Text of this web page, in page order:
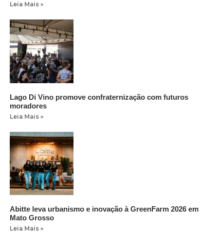
Leia Mais »
Lago Di Vino promove confraternização com futuros
moradores
Leia Mais »
Abitte leva urbanismo e inovação à GreenFarm 2026 em
Mato Grosso
Leia Mais »